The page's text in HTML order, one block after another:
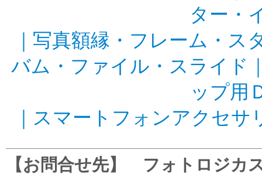
ター・
写真額縁・フレーム・ス
バム・ファイル・スライド
ップ用
スマートフォンアクセサ
【お問合せ先】 フォトロジ